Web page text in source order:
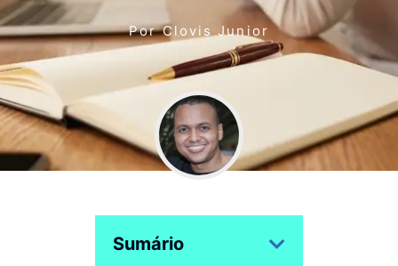
PorClovis Junior
Sumário